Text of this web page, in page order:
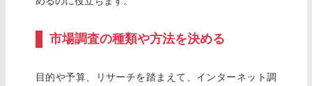
市場調査の種類や方法を決める
目的や予算、リサーチを踏まえて、インターネット調